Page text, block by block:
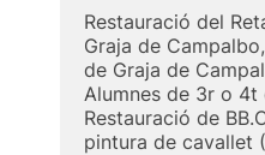
Restauració del
Graja de
de Graja de
Alumnes de 3r o 4t
Restauració de
pintura de cavallet